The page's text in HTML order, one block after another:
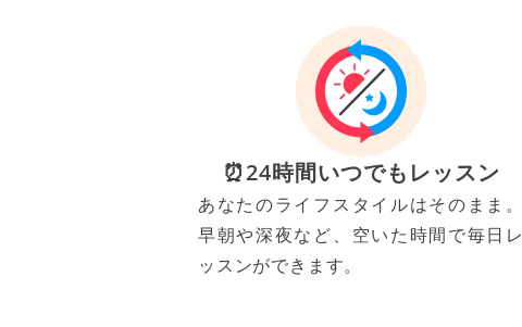
⏰24時間いつでもレッスン
あなたのライフスタイルはそのまま。
早朝や深夜など、空いた時間で毎日レ
ッスンができます。